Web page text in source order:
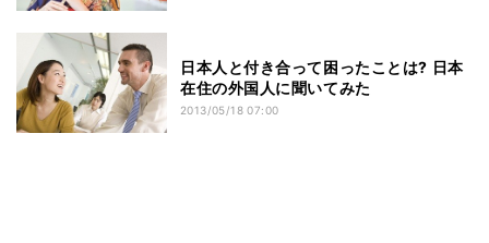
日本人と付き合って困ったことは? 日本
在住の外国人に聞いてみた
2013/05/18 07:00